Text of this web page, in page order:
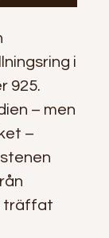
i
925.
– men
–
träffat